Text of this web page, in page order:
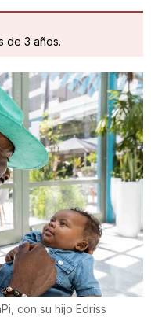
de 3 años.
con su hijo Edriss